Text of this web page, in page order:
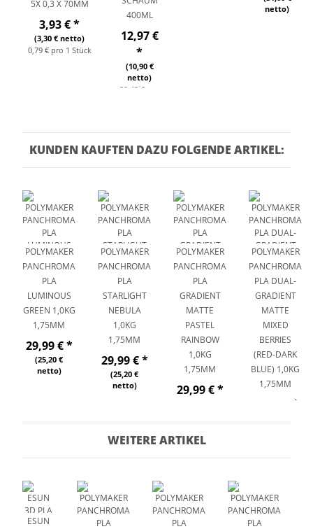
5X 0,3 X 70MM
3,93 €*
(3,30 € netto)
0,79 € pro 1 Stück
400ML
12,97 €
*
(10,90 €
netto)
32,43 € pro
netto)
KUNDEN KAUFTEN DAZU FOLGENDE ARTIKEL:
POLYMAKER
PANCHROMA
PLA
LUMINOUS
GREEN 1,0KG
1,75MM
29,99 €*
(25,20 €
netto)
POLYMAKER
PANCHROMA
PLA
STARLIGHT
NEBULA
1,0KG
1,75MM
29,99 €*
(25,20 €
netto)
POLYMAKER
PANCHROMA
PLA
GRADIENT
MATTE
PASTEL
RAINBOW
1,0KG
1,75MM
29,99 €*
POLYMAKER
PANCHROMA
PLA DUAL-
GRADIENT
MATTE
MIXED
BERRIES
(RED-DARK
BLUE) 1,0KG
1,75MM
*
WEITERE ARTIKEL
ESUN